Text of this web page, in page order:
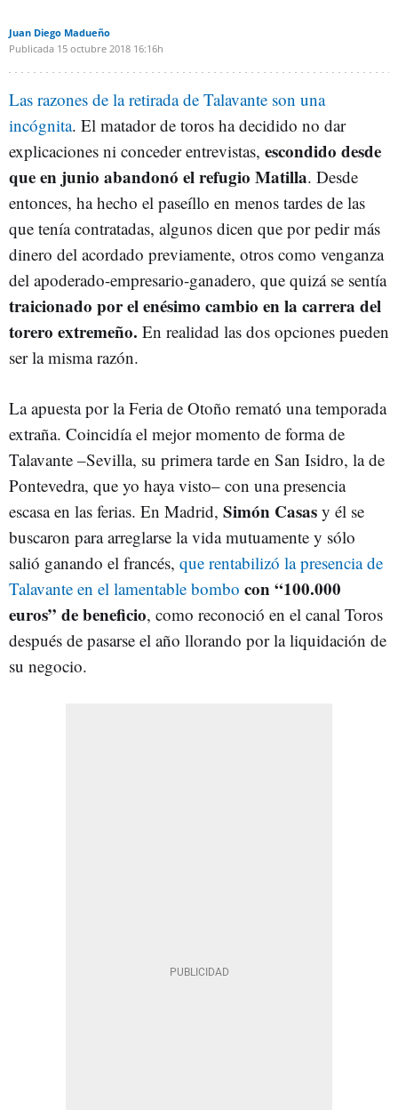
Juan Diego Madueño
Publicada 15 octubre 2018 16:16h
Las razones de la retirada de Talavante son una
incógnita. El matador de toros ha decidido no dar
explicaciones ni conceder entrevistas, escondido desde
que en junio abandonó el refugio Matilla. Desde
entonces, ha hecho el paseíllo en menos tardes de las
que tenía contratadas, algunos dicen que por pedir más
dinero del acordado previamente, otros como venganza
del apoderado-empresario-ganadero, que quizá se sentía
traicionado por el enésimo cambio en la carrera del
torero extremeño. En realidad las dos opciones pueden
ser la misma razón.
La apuesta por la Feria de Otoño remató una temporada
extraña. Coincidía el mejor momento de forma de
Talavante –Sevilla, su primera tarde en San Isidro, la de
Pontevedra, que yo haya visto– con una presencia
escasa en las ferias. En Madrid, Simón Casas y él se
buscaron para arreglarse la vida mutuamente y sólo
salió ganando el francés, que rentabilizó la presencia de
Talavante en el lamentable bombo con “100.000
euros” de beneficio, como reconoció en el canal Toros
después de pasarse el año llorando por la liquidación de
su negocio.